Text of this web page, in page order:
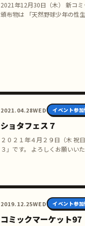
2021年12月30日（木） 新コミ
頒布物は 「天然野球少年の性
2021.04.28WED イベント参
ショタフェス７
２０２１年４月２９日（木 祝
３」です。 よろしくお願いいた
2019.12.25WED イベント参
コミックマーケット97